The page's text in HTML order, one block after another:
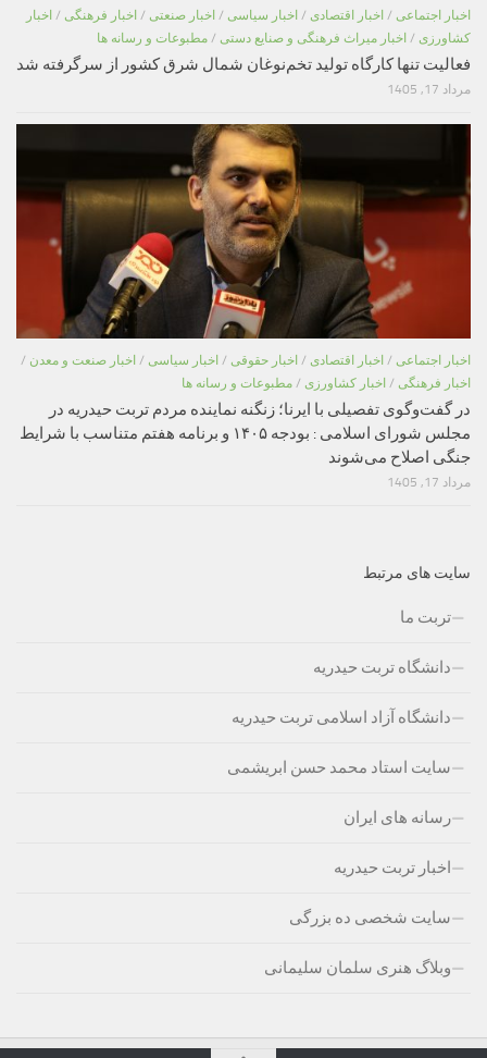
اخبار اجتماعی / اخبار اقتصادی / اخبار سیاسی / اخبار صنعتی / اخبار فرهنگی / اخبار
کشاورزی / اخبار میراث فرهنگی و صنایع دستی / مطبوعات و رسانه ها
فعالیت تنها کارگاه تولید تخم‌نوغان شمال شرق کشور از سرگرفته شد
مرداد 17, 1405
اخبار اجتماعی / اخبار اقتصادی / اخبار حقوقی / اخبار سیاسی / اخبار صنعت و معدن /
اخبار فرهنگی / اخبار کشاورزی / مطبوعات و رسانه ها
در گفت‌وگوی تفصیلی با ایرنا؛ زنگنه نماینده مردم تربت حیدریه در
مجلس شورای اسلامی : بودجه ۱۴۰۵ و برنامه هفتم متناسب با شرایط
جنگی اصلاح می‌شوند
مرداد 17, 1405
سایت های مرتبط
تربت ما
دانشگاه تربت حیدریه
دانشگاه آزاد اسلامی تربت حیدریه
سایت استاد محمد حسن ابریشمی
رسانه های ایران
اخبار تربت حیدریه
سایت شخصی ده بزرگی
وبلاگ هنری سلمان سلیمانی